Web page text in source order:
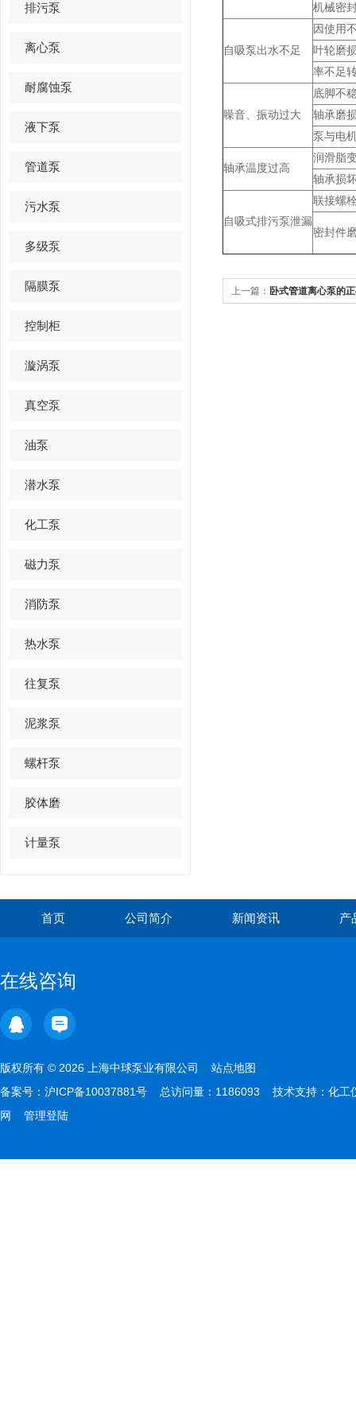
排污泵
离心泵
耐腐蚀泵
液下泵
管道泵
污水泵
多级泵
隔膜泵
控制柜
漩涡泵
真空泵
油泵
潜水泵
化工泵
磁力泵
消防泵
热水泵
往复泵
泥浆泵
螺杆泵
胶体磨
计量泵
机械密
自吸泵出水不足
因使用
叶轮磨
率不足
噪音、振动过大
底脚不
轴承磨
泵与电
轴承温度过高
润滑脂
轴承损
自吸式排污泵泄漏
联接螺
密封件
上一篇： 卧式管道离心泵的
首页 公司简介 新闻资讯 产
在线咨询
版权所有 © 2026 上海中球泵业有限公司 站点地图
备案号： 沪ICP备10037881号 总访问量：1186093 技术支持： 化工
网
管理登陆